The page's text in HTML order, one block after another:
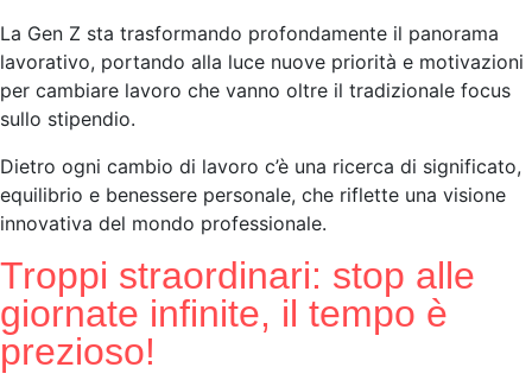
La Gen Z sta trasformando profondamente il panorama
lavorativo, portando alla luce nuove priorità e motivazioni
per cambiare lavoro che vanno oltre il tradizionale focus
sullo stipendio.
Dietro ogni cambio di lavoro c’è una ricerca di significato,
equilibrio e benessere personale, che riflette una visione
innovativa del mondo professionale.
Troppi straordinari: stop alle
giornate infinite, il tempo è
prezioso!